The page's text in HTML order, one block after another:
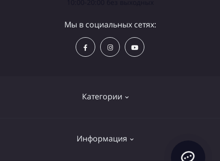
Категории
Информация
Мы в социальных сетях: